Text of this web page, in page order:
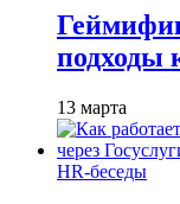
подходы
13 марта
HR-беседы